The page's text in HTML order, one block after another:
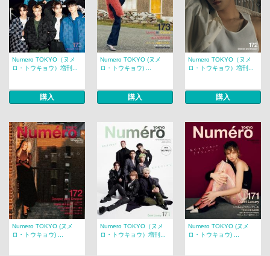
Numero TOKYO（ヌメ
ロ・トウキョウ）増刊...
購入
Numero TOKYO (ヌメ
ロ・トウキョウ) ...
購入
Numero TOKYO（ヌメ
ロ・トウキョウ）増刊...
購入
Numero TOKYO (ヌメ
ロ・トウキョウ) ...
Numero TOKYO（ヌメ
ロ・トウキョウ）増刊...
Numero TOKYO (ヌメ
ロ・トウキョウ) ...